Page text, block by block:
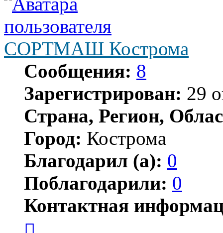
СОРТМАШ Кострома
Сообщения: 8
Зарегистрирован: 29
Страна, Регион,
Город: Кострома
Благодарил (а): 0
Поблагодарили: 0
Контактная